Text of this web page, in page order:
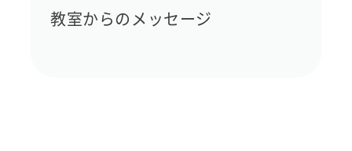
教室からのメッセージ